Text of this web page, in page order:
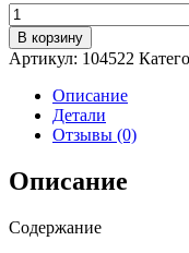
Количество
товара
Яблоня
сорт
"Коваленковское":
особенности
выращивания
ухода,
позднелетний
В корзину
Артикул: 104522
Описание
Детали
Отзывы (0)
Описание
Содержание